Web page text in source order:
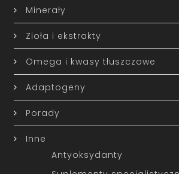
Minerały
Zioła i ekstrakty
Omega i kwasy tłuszczowe
Adaptogeny
Porady
Inne
Antyoksydanty